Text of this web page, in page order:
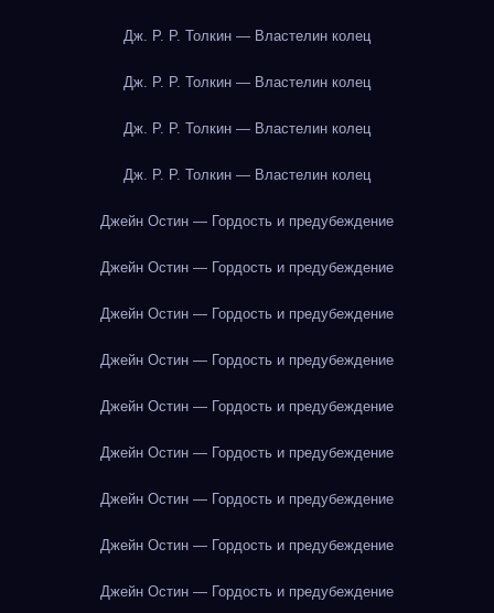
Дж. Р. Р. Толкин — Властелин колец
Дж. Р. Р. Толкин — Властелин колец
Дж. Р. Р. Толкин — Властелин колец
Дж. Р. Р. Толкин — Властелин колец
Джейн Остин — Гордость и предубеждение
Джейн Остин — Гордость и предубеждение
Джейн Остин — Гордость и предубеждение
Джейн Остин — Гордость и предубеждение
Джейн Остин — Гордость и предубеждение
Джейн Остин — Гордость и предубеждение
Джейн Остин — Гордость и предубеждение
Джейн Остин — Гордость и предубеждение
Джейн Остин — Гордость и предубеждение